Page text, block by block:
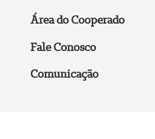
Área do Cooperado
Fale Conosco
Comunicação